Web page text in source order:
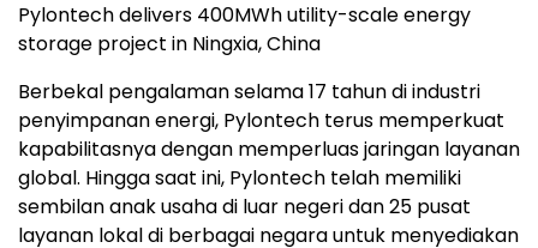
Pylontech delivers 400MWh utility-scale energy
storage project in Ningxia, China
Berbekal pengalaman selama 17 tahun di industri
penyimpanan energi, Pylontech terus memperkuat
kapabilitasnya dengan memperluas jaringan layanan
global. Hingga saat ini, Pylontech telah memiliki
sembilan anak usaha di luar negeri dan 25 pusat
layanan lokal di berbagai negara untuk menyediakan